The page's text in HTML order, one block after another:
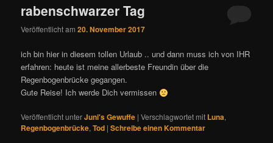
rabenschwarzer Tag
Veröffentlicht am20. November 2017
ich bin hier in diesem tollen Urlaub .. und dann muss ich von IHR
erfahren: heute ist meine allerbeste Freundin über die
Regenbogenbrücke gegangen.
Gute Reise! Ich werde Dich vermissen
Veröffentlicht unterJuni's Gewuffe |Verschlagwortet mit Luna,
Regenbogenbrücke,Tod |Schreibe einen Kommentar